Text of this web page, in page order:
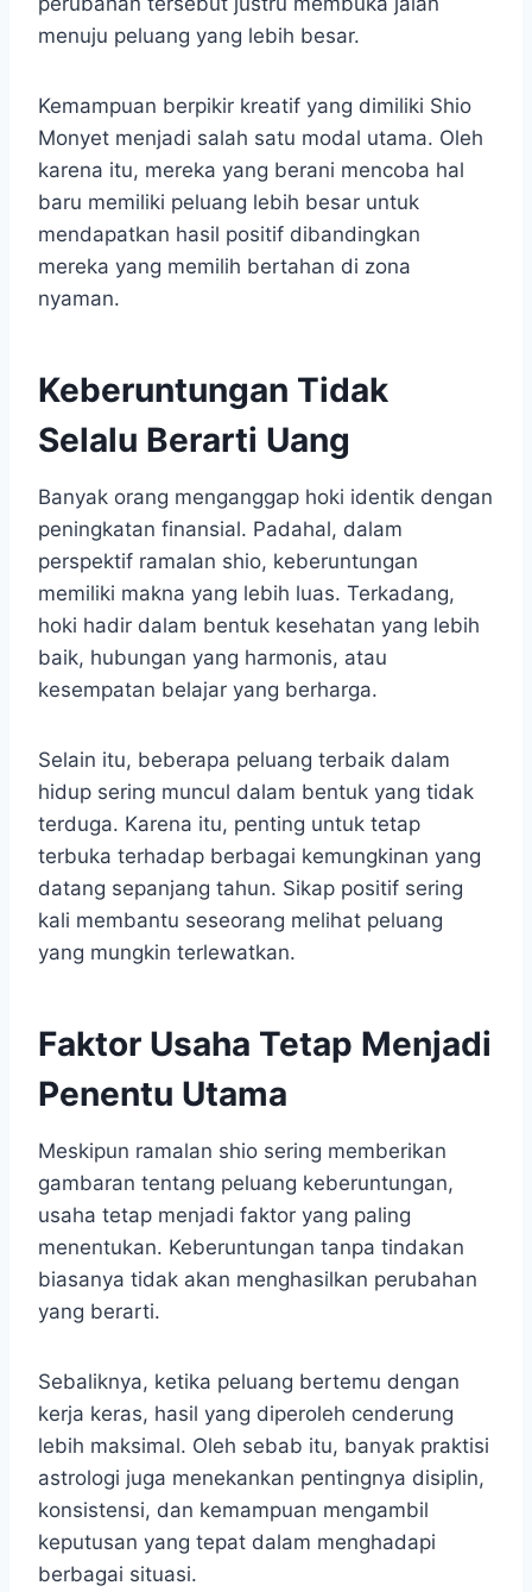
menuju peluang yang lebih besar.
Kemampuan berpikir kreatif yang dimiliki Shio
Monyet menjadi salah satu modal utama. Oleh
karena itu, mereka yang berani mencoba hal
baru memiliki peluang lebih besar untuk
mendapatkan hasil positif dibandingkan
mereka yang memilih bertahan di zona
nyaman.
Keberuntungan Tidak
Selalu Berarti Uang
Banyak orang menganggap hoki identik dengan
peningkatan finansial. Padahal, dalam
perspektif ramalan shio, keberuntungan
memiliki makna yang lebih luas. Terkadang,
hoki hadir dalam bentuk kesehatan yang lebih
baik, hubungan yang harmonis, atau
kesempatan belajar yang berharga.
Selain itu, beberapa peluang terbaik dalam
hidup sering muncul dalam bentuk yang tidak
terduga. Karena itu, penting untuk tetap
terbuka terhadap berbagai kemungkinan yang
datang sepanjang tahun. Sikap positif sering
kali membantu seseorang melihat peluang
yang mungkin terlewatkan.
Faktor Usaha Tetap Menjadi
Penentu Utama
Meskipun ramalan shio sering memberikan
gambaran tentang peluang keberuntungan,
usaha tetap menjadi faktor yang paling
menentukan. Keberuntungan tanpa tindakan
biasanya tidak akan menghasilkan perubahan
yang berarti.
Sebaliknya, ketika peluang bertemu dengan
kerja keras, hasil yang diperoleh cenderung
lebih maksimal. Oleh sebab itu, banyak praktisi
astrologi juga menekankan pentingnya disiplin,
konsistensi, dan kemampuan mengambil
keputusan yang tepat dalam menghadapi
berbagai situasi.